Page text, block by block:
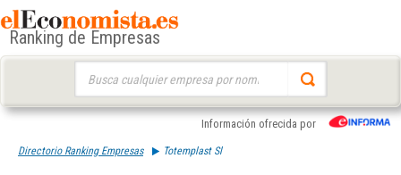
Ranking de Empresas
Información ofrecida por
Directorio Ranking Empresas Totemplast Sl